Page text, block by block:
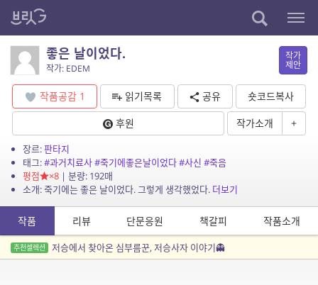
좋은 날이었다.
작가: EDEM
작가
제안
작품공감 1 읽기목록 공유
숏코드복사
후원
작가소개 +
장르:판타지
태그:#과거치료사#죽기에좋은날이었다#사신 #죽음
평점
×8| 분량: 192매
소개: 죽기에는 좋은 날이었다. 그렇게 생각했었다. 더보기
작품 리뷰 단문응원 책갈피 작품소개
추천셀렉션 저승에서 찾아온 심부름꾼, 저승사자 이야기👻